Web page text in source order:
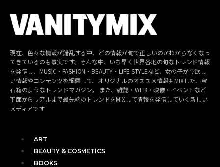
現在、色々な情報が錯乱する中、どの情報が旬で正しいのかわからなくなっ
てきているのも事実です。そんな中、いち早く世界各地の旬なトレンド情報
を発信し、MUSIC・FASHION・BEAUTY・LIFE STYLEなど、女の子が今欲し
い情報やコンテンツを網羅して、オリジナルのオススメ情報もMIXした、宝
石箱のようなトレンドマガジン。 また、雑誌・WEB・映像・イベントなど
平面からリアルまで最先端のトレンドをMIXして情報を発信していく新しい
メディアです
ART
BEAUTY & COSMETICS
BOOKS